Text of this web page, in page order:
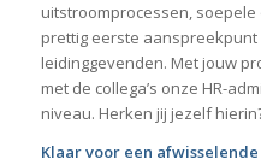
uitstroomprocessen,
prettig eerste
leidinggevenden. Met jouw
met de collega’s onze HR-
niveau. Herken jij jezelf
Klaar voor een